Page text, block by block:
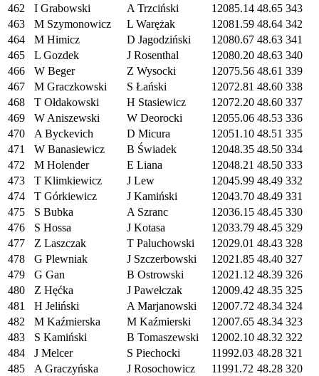
462
I Grabowski A Trzciński 12085.14 48.65 343
463
M Szymonowicz L Warężak 12081.59 48.64 342
464
M Himicz D Jagodziński 12080.67 48.63 341
465
L Gozdek J Rosenthal 12080.20 48.63 340
466
W Beger Z Wysocki 12075.56 48.61 339
467
M Graczkowski S Łański 12072.81 48.60 338
468
T Ołdakowski H Stasiewicz 12072.20 48.60 337
469
W Aniszewski W Deorocki 12055.06 48.53 336
470
A Byckevich D Micura 12051.10 48.51 335
471
W Banasiewicz B Świadek 12048.35 48.50 334
472
M Holender E Liana 12048.21 48.50 333
473
T Klimkiewicz J Lew 12045.99 48.49 332
474
T Górkiewicz J Kamiński 12043.70 48.49 331
475
S Bubka A Szranc 12036.15 48.45 330
476
S Hossa J Kotasa 12033.79 48.45 329
477
Z Laszczak T Paluchowski 12029.01 48.43 328
478
G Plewniak J Szczerbowski 12021.85 48.40 327
479
G Gan B Ostrowski 12021.12 48.39 326
480
Z Hęćka J Pawełczak 12009.42 48.35 325
481
H Jeliński A Marjanowski 12007.72 48.34 324
482
M Kaźmierska M Kaźmierski 12007.65 48.34 323
483
S Kamiński B Tomaszewski 12002.10 48.32 322
484
J Melcer S Piechocki 11992.03 48.28 321
485
A Graczyńska J Rosochowicz 11991.72 48.28 320